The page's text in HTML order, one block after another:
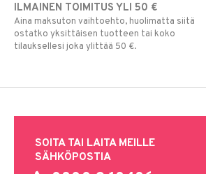
ILMAINEN TOIMITUS YLI 50 €
Aina maksuton vaihtoehto, huolimatta siitä
ostatko yksittäisen tuotteen tai koko
tilauksellesi joka ylittää 50 €.
SOITA TAI LAITA MEILLE
SÄHKÖPOSTIA